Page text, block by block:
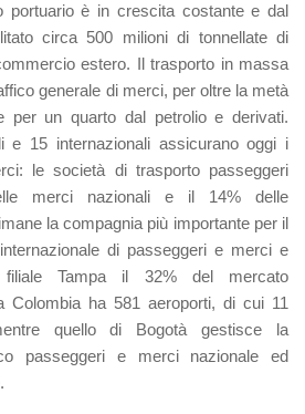
portuario è in crescita costante e dal
circa 500 milioni di tonnellate di
estero. Il trasporto in massa
generale di merci, per oltre la metà
per un quarto dal petrolio e derivati.
e 15 internazionali assicurano oggi i
le società di trasporto passeggeri
merci nazionali e il 14% delle
la compagnia più importante per il
di passeggeri e merci e
Tampa il 32% del mercato
Colombia ha 581 aeroporti, di cui 11
quello di Bogotà gestisce la
passeggeri e merci nazionale ed